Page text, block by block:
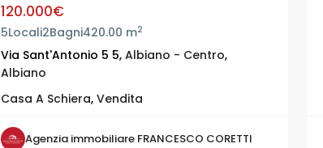
120.000€
Locali
5 Bagni
2 420.00 m2
Via Sant'Antonio 5 5, Albiano - Centro,
Albiano
Casa A Schiera, Vendita
Agenzia immobiliare FRANCESCO CORETTI